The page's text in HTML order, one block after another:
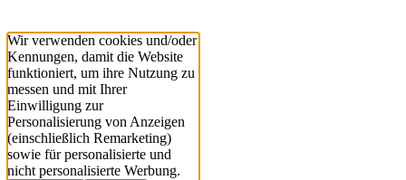
Wir verwenden cookies und/oder
Kennungen, damit die Website
funktioniert, um ihre Nutzung zu
messen und mit Ihrer
Einwilligung zur
Personalisierung von Anzeigen
(einschließlich Remarketing)
sowie für personalisierte und
nicht personalisierte Werbung.